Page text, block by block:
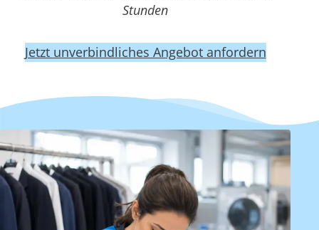
Stunden
Jetzt unverbindliches Angebot anfordern